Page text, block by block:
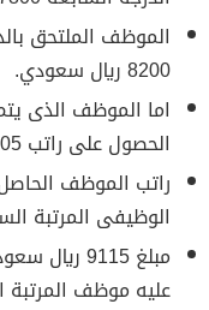
الموظف الملتحق
8200 ريال سعودي.
اما الموظف الذى
الحصول على راتب 8505 ريال سعودي.
راتب الموظف
الوظيفى المرتبة السادسة
مبلغ 9115
عليه موظف المرتبة